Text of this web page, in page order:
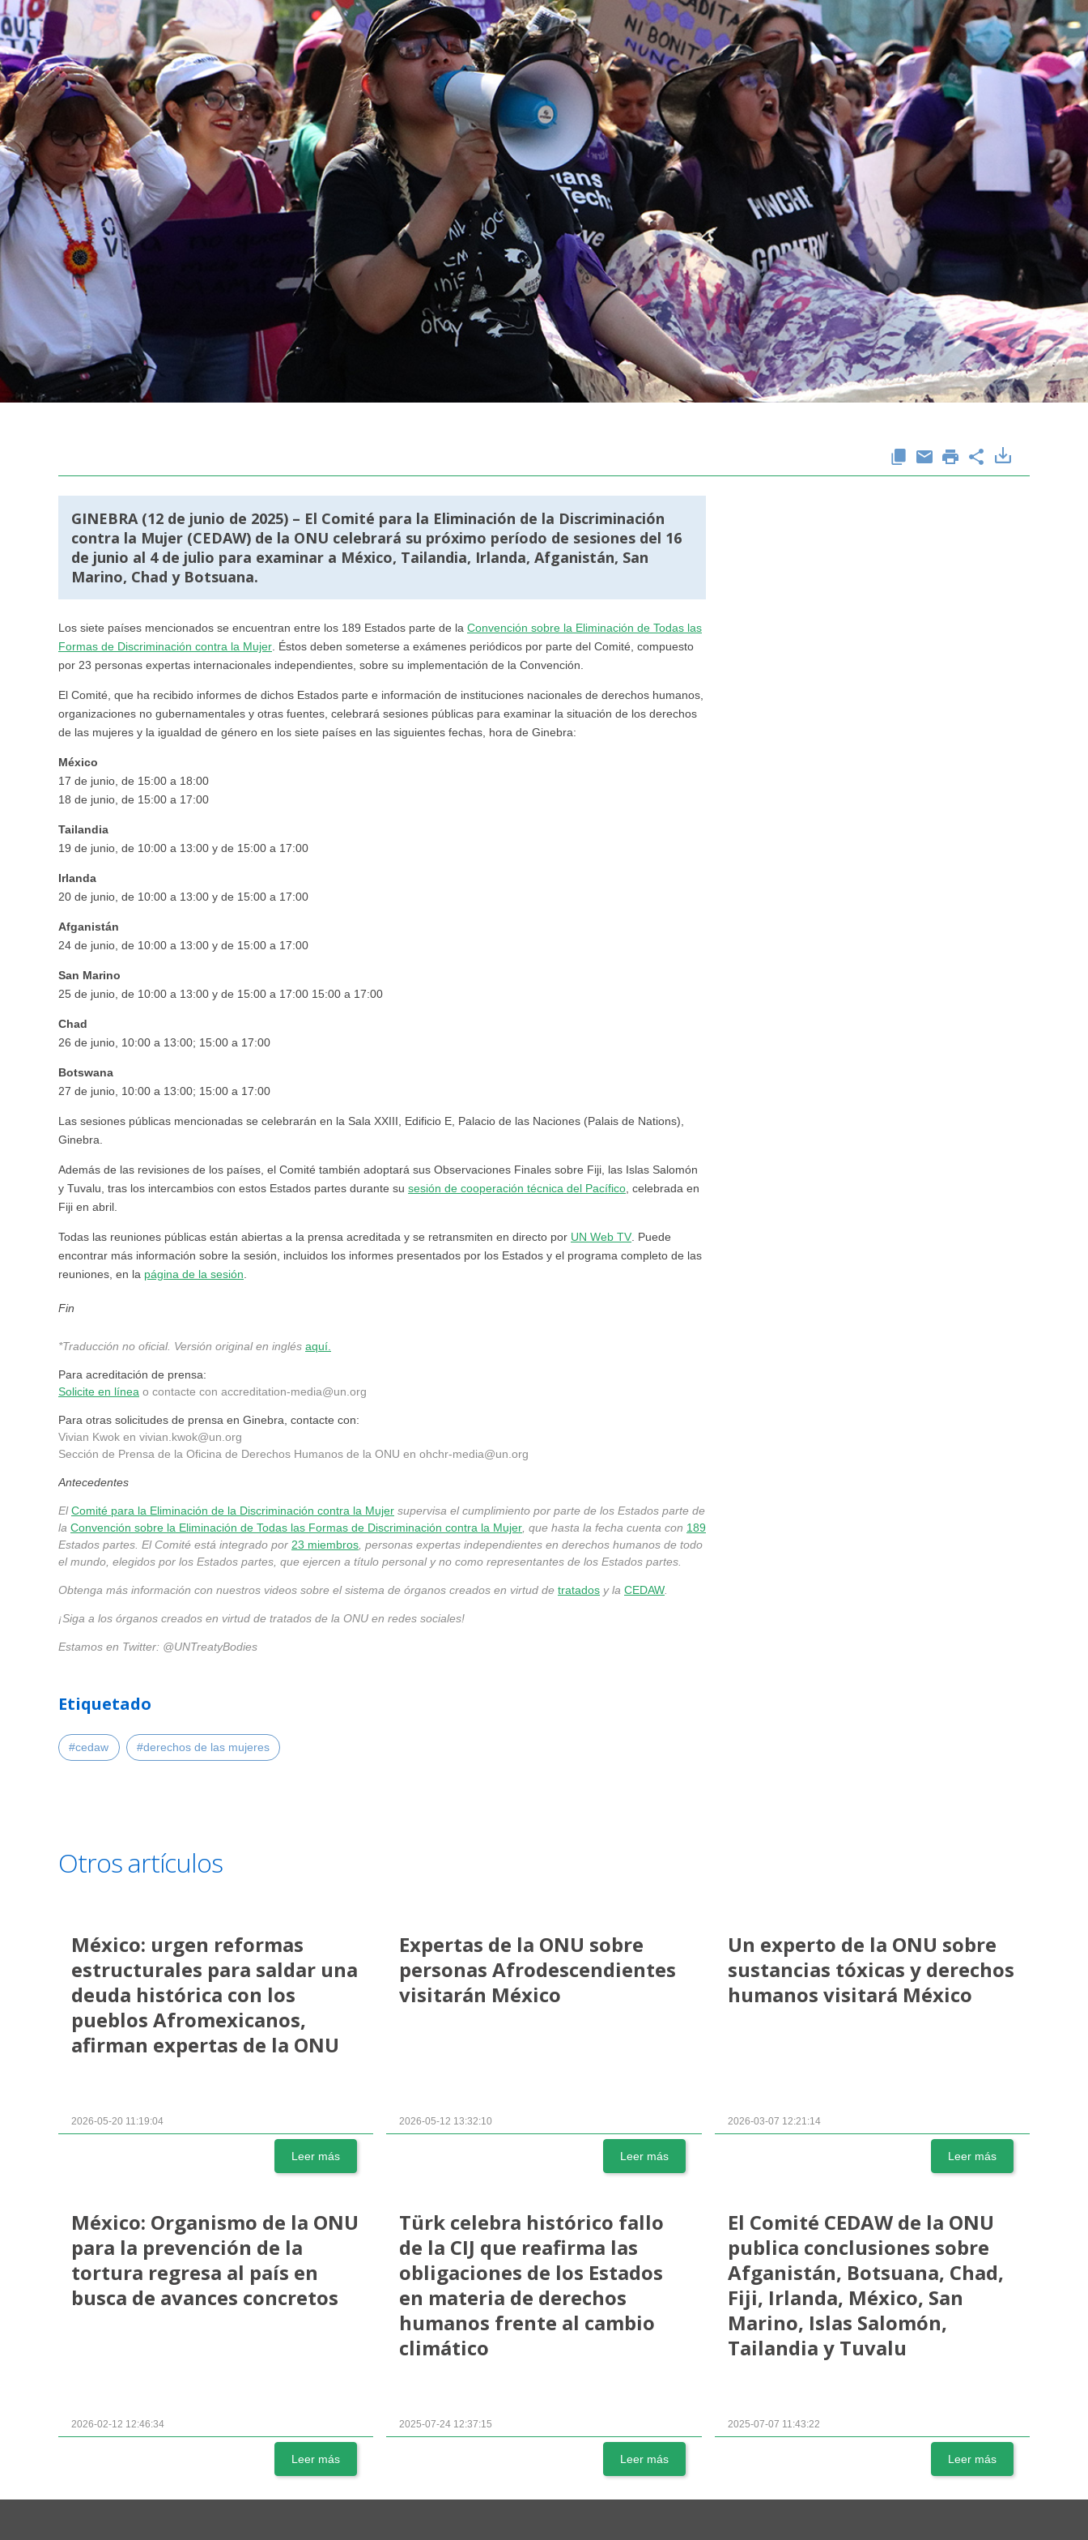
GINEBRA (12 de junio de 2025) – El Comité para la Eliminación de la Discriminación
contra la Mujer (CEDAW) de la ONU celebrará su próximo período de sesiones del 16
de junio al 4 de julio para examinar a México, Tailandia, Irlanda, Afganistán, San
Marino, Chad y Botsuana.
Los siete países mencionados se encuentran entre los 189 Estados parte de la Convención sobre la Eliminación de Todas las
Formas de Discriminación contra la Mujer . Éstos deben someterse a exámenes periódicos por parte del Comité, compuesto
por 23 personas expertas internacionales independientes, sobre su implementación de la Convención.
El Comité, que ha recibido informes de dichos Estados parte e información de instituciones nacionales de derechos humanos,
organizaciones no gubernamentales y otras fuentes, celebrará sesiones públicas para examinar la situación de los derechos
de las mujeres y la igualdad de género en los siete países en las siguientes fechas, hora de Ginebra:
México
17 de junio, de 15:00 a 18:00
18 de junio, de 15:00 a 17:00
Tailandia
19 de junio, de 10:00 a 13:00 y de 15:00 a 17:00
Irlanda
20 de junio, de 10:00 a 13:00 y de 15:00 a 17:00
Afganistán
24 de junio, de 10:00 a 13:00 y de 15:00 a 17:00
San Marino
25 de junio, de 10:00 a 13:00 y de 15:00 a 17:00 15:00 a 17:00
Chad
26 de junio, 10:00 a 13:00; 15:00 a 17:00
Botswana
27 de junio, 10:00 a 13:00; 15:00 a 17:00
Las sesiones públicas mencionadas se celebrarán en la Sala XXIII, Edificio E, Palacio de las Naciones (Palais de Nations),
Ginebra.
Además de las revisiones de los países, el Comité también adoptará sus Observaciones Finales sobre Fiji, las Islas Salomón
y Tuvalu, tras los intercambios con estos Estados partes durante su sesión de cooperación técnica del Pacífico , celebrada en
Fiji en abril.
Todas las reuniones públicas están abiertas a la prensa acreditada y se retransmiten en directo por UN Web TV . Puede
encontrar más información sobre la sesión, incluidos los informes presentados por los Estados y el programa completo de las
reuniones, en la página de la sesión
Fin
*Traducción no oficial. Versión original en inglés aquí.
Para acreditación de prensa:
Solicite en línea o contacte con accreditation-media@un.org
Para otras solicitudes de prensa en Ginebra, contacte con:
Vivian Kwok en vivian.kwok@un.org
Sección de Prensa de la Oficina de Derechos Humanos de la ONU en ohchr-media@un.org
Antecedentes
ElComité para la Eliminación de la Discriminación contra la Mujer supervisa el cumplimiento por parte de los Estados parte de
la Convención sobre la Eliminación de Todas las Formas de Discriminación contra la Mujer , que hasta la fecha cuenta con 189
Estados partes. El Comité está integrado por 23 miembros , personas expertas independientes en derechos humanos de todo
el mundo, elegidos por los Estados partes, que ejercen a título personal y no como representantes de los Estados partes.
Obtenga más información con nuestros videos sobre el sistema de órganos creados en virtud de tratados y la CEDAW
¡Siga a los órganos creados en virtud de tratados de la ONU en redes sociales!
Estamos en Twitter: @UNTreatyBodies
Etiquetado
#cedaw #derechos de las mujeres
Otros artículos
México: urgen reformas
estructurales para saldar una
deuda histórica con los
pueblos Afromexicanos,
afirman expertas de la ONU
2026-05-20 11:19:04
Leer más
Expertas de la ONU sobre
personas Afrodescendientes
visitarán México
2026-05-12 13:32:10
Leer más
Un experto de la ONU sobre
sustancias tóxicas y derechos
humanos visitará México
2026-03-07 12:21:14
Leer más
México: Organismo de la ONU
para la prevención de la
tortura regresa al país en
busca de avances concretos
2026-02-12 12:46:34
Leer más
Türk celebra histórico fallo
de la CIJ que reafirma las
obligaciones de los Estados
en materia de derechos
humanos frente al cambio
climático
2025-07-24 12:37:15
Leer más
El Comité CEDAW de la ONU
publica conclusiones sobre
Afganistán, Botsuana, Chad,
Fiji, Irlanda, México, San
Marino, Islas Salomón,
Tailandia y Tuvalu
2025-07-07 11:43:22
Leer más